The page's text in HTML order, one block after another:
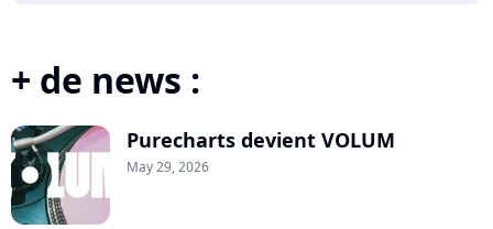
+ de news :
Purecharts devient VOLUM
May 29, 2026